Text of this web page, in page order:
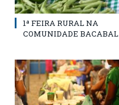
1ª FEIRA RURAL NA
COMUNIDADE BACABAL